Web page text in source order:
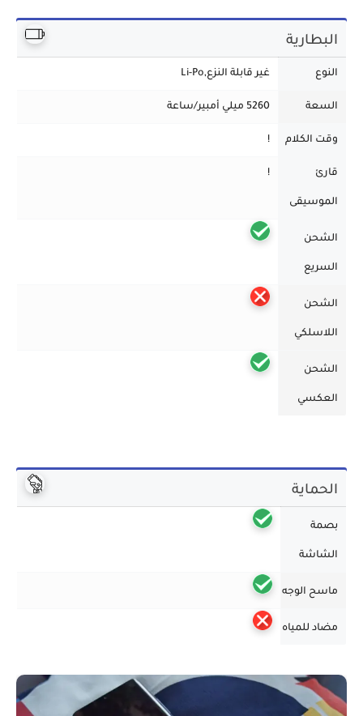
البطارية
النوع غير قابلة النزع,Li-Po
السعة 5260 ميلي أمبير/ساعة
وقت الكلام !
قارئ
الموسيقى
!
الشحن
السريع
الشحن
اللاسلكي
الشحن
العكسي
الحماية
بصمة
الشاشة
ماسح الوجه
مضاد للمياه